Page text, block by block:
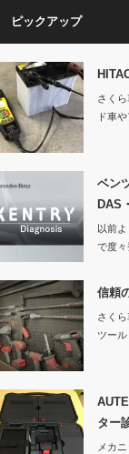
ピックアップ
さく
ド車
ベン
DAS
以前
で度々
信頼
さく
ツー
ター
メカ